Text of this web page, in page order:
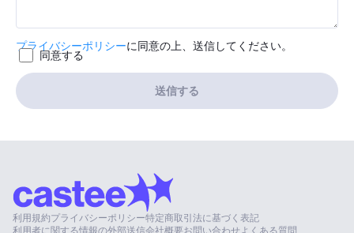
プライバシーポリシーに同意の上、送信してください。
同意する
送信する
利用規約プライバシーポリシー特定商取引法に基づく表記
利用者に関する情報の外部送信会社概要お問い合わせ よくある質問